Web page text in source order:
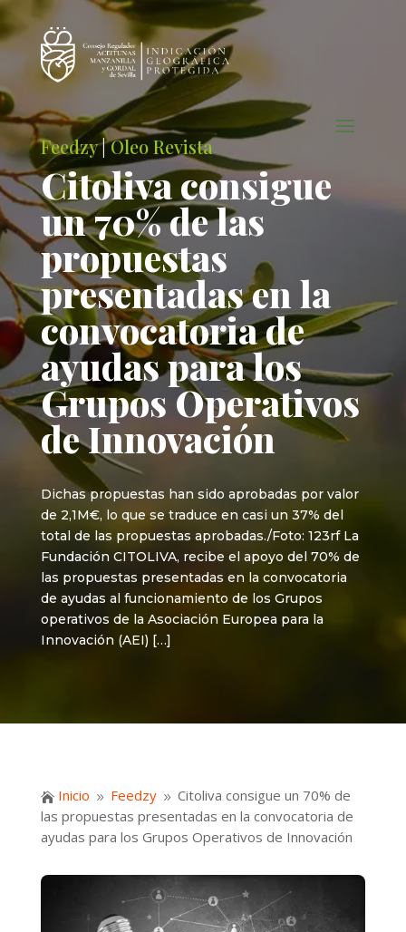
Feedzy|Oleo Revista
Citoliva consigue
un 70% de las
propuestas
presentadas en la
convocatoria de
ayudas para los
Grupos Operativos
de Innovación
Dichas propuestas han sido aprobadas por valor
de 2,1M€, lo que se traduce en casi un 37% del
total de las propuestas aprobadas./Foto: 123rf La
Fundación CITOLIVA, recibe el apoyo del 70% de
las propuestas presentadas en la convocatoria
de ayudas al funcionamiento de los Grupos
operativos de la Asociación Europea para la
Innovación (AEI) […]
 Inicio 9 Feedzy 9 Citoliva consigue un 70% de
las propuestas presentadas en la convocatoria de
ayudas para los Grupos Operativos de Innovación